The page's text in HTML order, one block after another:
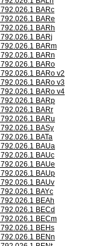
792.026.1 BARc
792.026.1 BARe
792.026.1 BARh
792.026.1 BARj
792.026.1 BARm
792.026.1 BARn
792.026.1 BARo
792.026.1 BARo v2
792.026.1 BARo v3
792.026.1 BARo v4
792.026.1 BARp
792.026.1 BARr
792.026.1 BARu
792.026.1 BASy
792.026.1 BATa
792.026.1 BAUa
792.026.1 BAUc
792.026.1 BAUe
792.026.1 BAUp
792.026.1 BAUv
792.026.1 BAYc
792.026.1 BEAh
792.026.1 BECd
792.026.1 BECm
792.026.1 BEHs
792.026.1 BENn